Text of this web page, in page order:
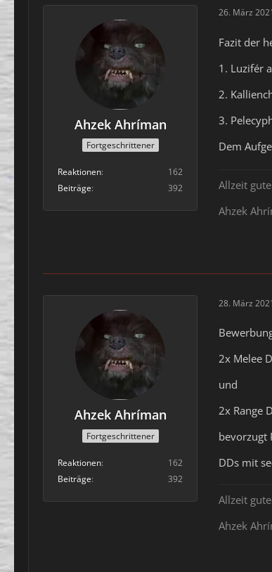
Ahzek Ahríman
Fortgeschrittener
Reaktionen
162
Beiträge
392
26. März
Fazit der
1. Luzifér
2.
3.
Dem
Allzeit
Ahzek
Ahzek Ahríman
Fortgeschrittener
Reaktionen
162
Beiträge
392
28. März
2x Melee
und
2x Range
bevorzugt
DDs mit
Allzeit
Ahzek